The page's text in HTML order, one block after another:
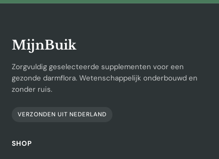
MijnBuik
Zorgvuldig geselecteerde supplementen voor een
gezonde darmflora. Wetenschappelijk onderbouwd en
zonder ruis.
VERZONDEN UIT NEDERLAND
SHOP